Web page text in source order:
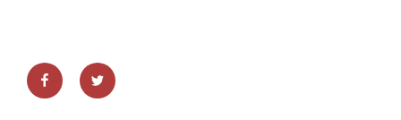
FacebookTwitter